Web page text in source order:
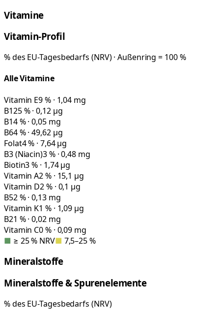
Vitamine
Vitamin-Profil
% des EU-Tagesbedarfs (NRV) · Außenring = 100 %
Alle Vitamine
Vitamin E9 % · 1,04 mg
B125 % · 0,12 µg
B14 % · 0,05 mg
B64 % · 49,62 µg
Folat4 % · 7,64 µg
B3 (Niacin)3 % · 0,48 mg
Biotin3 % · 1,74 µg
Vitamin A2 % · 15,1 µg
Vitamin D2 % · 0,1 µg
B52 % · 0,13 mg
Vitamin K1 % · 1,09 µg
B21 % · 0,02 mg
Vitamin C0 % · 0,09 mg
■ ≥ 25 % NRV■ 7,5–25 %
Mineralstoffe
Mineralstoffe & Spurenelemente
% des EU-Tagesbedarfs (NRV)